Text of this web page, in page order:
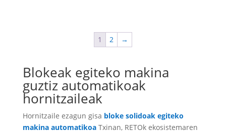
1 2 →
Blokeak egiteko makina
guztiz automatikoak
hornitzaileak
Hornitzaile ezagun gisa bloke solidoak egiteko
makina automatikoaTxinan, RETOk ekosistemaren